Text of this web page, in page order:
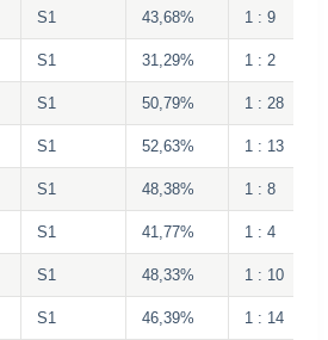
S1 43,68% 1 : 9
S1 31,29% 1 : 2
S1 50,79% 1 : 28
S1 52,63% 1 : 13
S1 48,38% 1 : 8
S1 41,77% 1 : 4
S1 48,33% 1 : 10
S1 46,39% 1 : 14